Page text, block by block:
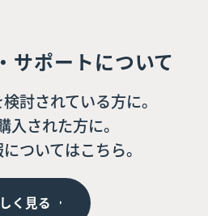
サポートについて
討されている方に。
入された方に。
ついてはこちら。
く見る